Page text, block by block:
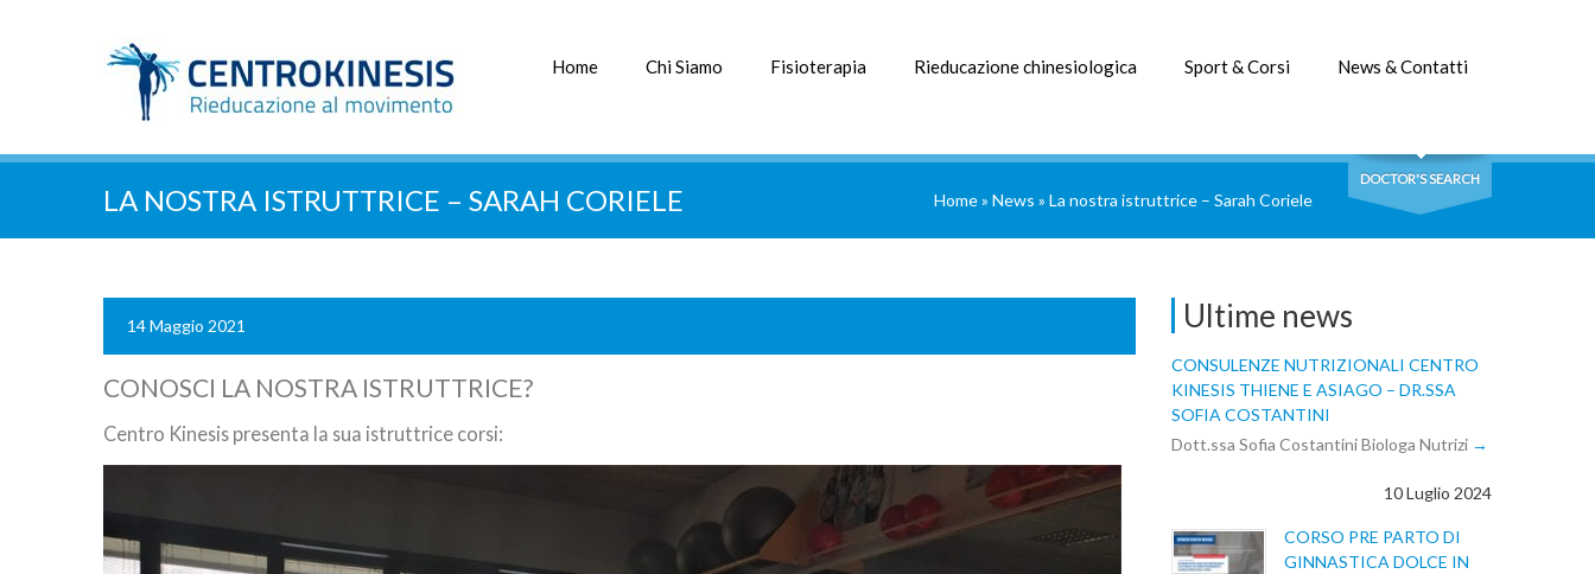
Home Chi Siamo Fisioterapia Rieducazione chinesiologica Sport & Corsi News & Contatti
DOCTOR'S SEARCH
LA NOSTRA ISTRUTTRICE – SARAH CORIELE Home» News » La nostra istruttrice – Sarah Coriele
Ultime news
CONSULENZE NUTRIZIONALI CENTRO
KINESIS THIENE E ASIAGO – DR.SSA
SOFIA COSTANTINI
Dott.ssa Sofia Costantini Biologa Nutrizi
10 Luglio 2024
CORSO PRE PARTO DI
GINNASTICA DOLCE IN
14 Maggio 2021
CONOSCI LA NOSTRA ISTRUTTRICE?
Centro Kinesis presenta la sua istruttrice corsi: